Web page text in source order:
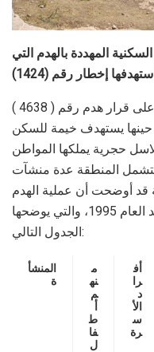
السكنية المهددة بالهدم التي
إخطار رقم (1424)
القسم الرابع: تلقوا إخطاراً للاعتراض على قرار هدم رقم ( 4638 )
(19/2/1995 ) وكان حينها يستهدف خيمة للسكن
حجرية يملكها المواطن
فتشمل المنطقة عدة منشآت
قد أوضحت أن عملية الهدم
ستطال كل ما أقيم من منشآت بعد العام 1995، والتي يوضحها
الجدول التالي:
أف
را
د
الأ
س
رة
م
نه
م
أ
ط
فا
ل
المنشأ
ة